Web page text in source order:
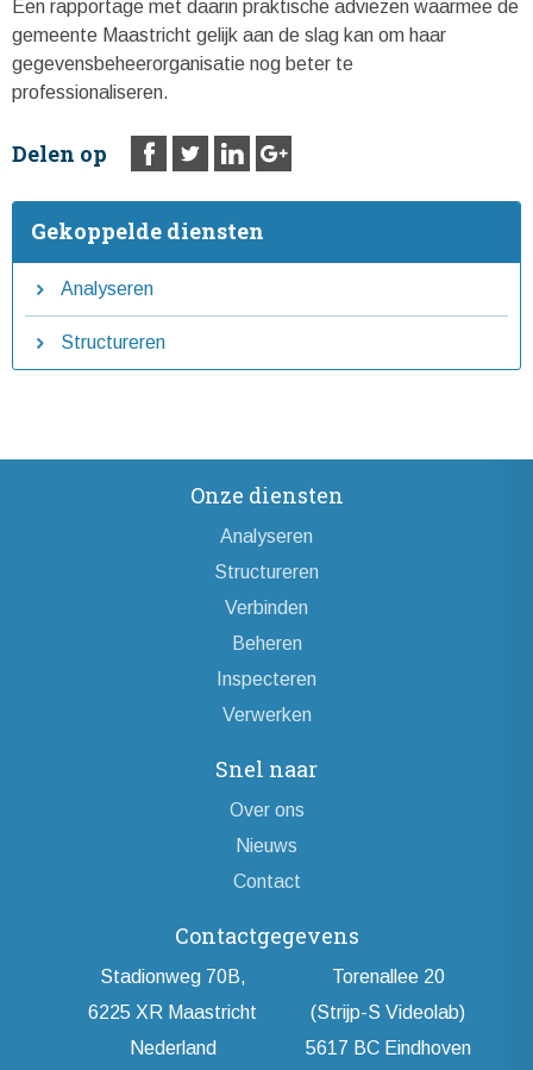
Een rapportage met daarin praktische adviezen waarmee de
gemeente Maastricht gelijk aan de slag kan om haar
gegevensbeheerorganisatie nog beter te
professionaliseren.
Delen op
Gekoppelde diensten
Analyseren
Structureren
Onze diensten
Analyseren
Structureren
Verbinden
Beheren
Inspecteren
Verwerken
Snel naar
Over ons
Nieuws
Contact
Contactgegevens
Stadionweg 70B,
6225 XR Maastricht
Nederland
Torenallee 20
(Strijp-S Videolab)
5617 BC Eindhoven